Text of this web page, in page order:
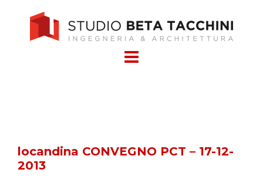
locandina CONVEGNO PCT – 17-12-
2013